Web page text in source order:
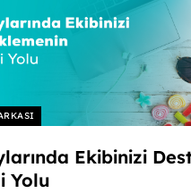
Ekibinizi
Yolu